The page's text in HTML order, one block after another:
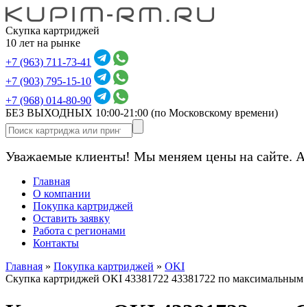
Скупка картриджей
10 лет на рынке
+7 (963) 711-73-41
+7 (903) 795-15-10
+7 (968) 014-80-90
БЕЗ ВЫХОДНЫХ 10:00-21:00 (по Московскому времени)
Уважаемые клиенты! Мы меняем цены на сайте.
Главная
О компании
Покупка картриджей
Оставить заявку
Работа с регионами
Контакты
Главная » Покупка картриджей » OKI
Скупка картриджей OKI 43381722 43381722 по